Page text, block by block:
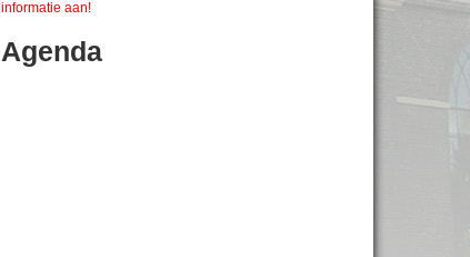
Agenda